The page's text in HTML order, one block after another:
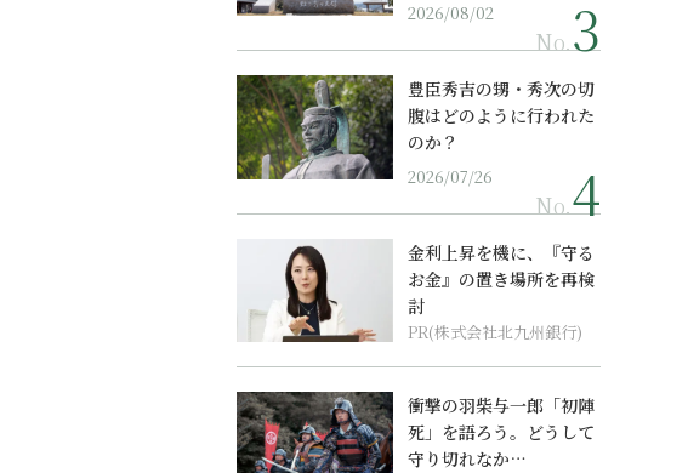
2026/08/02
No.
豊臣秀吉の甥・秀次の切
腹はどのように行われた
のか？
2026/07/26
No.
金利上昇を機に、『守る
お金』の置き場所を再検
討
PR(株式会社北九州銀行)
衝撃の羽柴与一郎「初陣
死」を語ろう。どうして
守り切れなか…